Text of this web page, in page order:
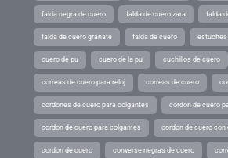
falda negra de cuero falda de cuero zara falda
falda de cuero granate falda de cuero estuches
cuero de pu cuero de la pu cuchillos de cuero
correas de cuero para reloj correas de cuero
cordones de cuero para colgantes cordon de cuero
cordon de cuero para colgantes cordon de cuero con
cordon de cuero converse negras de cuero